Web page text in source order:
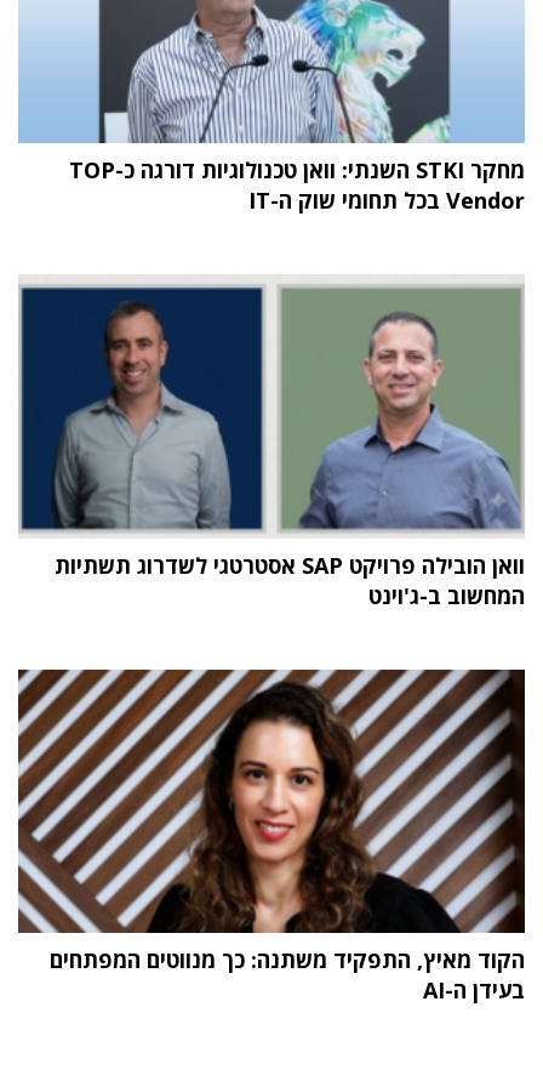
מחקר STKI השנתי: וואן טכנולוגיות דורגה כ-TOP
Vendor בכל תחומי שוק ה-IT
וואן הובילה פרויקט SAP אסטרטגי לשדרוג תשתיות
המחשוב ב-ג'וינט
הקוד מאיץ, התפקיד משתנה: כך מנווטים המפתחים
בעידן ה-AI